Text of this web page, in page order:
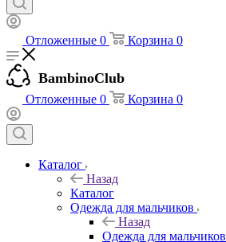
Отложенные 0 Корзина 0
BambinoClub
Отложенные 0 Корзина 0
Каталог
Назад
Каталог
Одежда для мальчиков
Назад
Одежда для мальчиков